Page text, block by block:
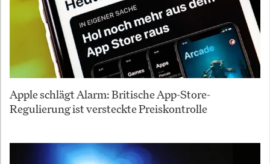
Apple schlägt Alarm: Britische App-Store-
Regulierung ist versteckte Preiskontrolle